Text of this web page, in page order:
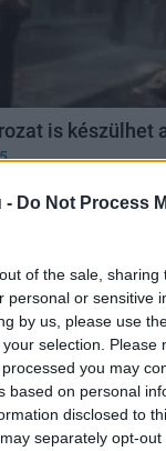
- Do Not Process
of the sale, sharing
personal or sensitive
by us, please use
selection. Please
you may
based on personal
disclosed to
separately opt-
is készülhet